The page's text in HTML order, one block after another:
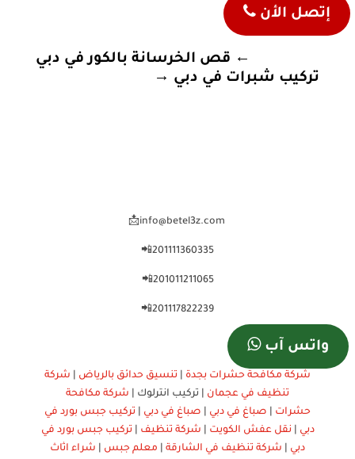

← قص الخرسانة بالكور في دبي
تركيب شبرات في دبي →
201111360335📲
201011211065📲
201117822239📲
إتصل الأن
واتس آب
شركة مكافحة حشرات بجدة تنسيق حدائق بالرياض
شركة
تنظيف في عجمان | تركيب انترلوك | شركة مكافحة
حشرات
صباغ في دبي صباغ في دبي
تركيب جبس بورد في
دبي
نقل عفش الكويت شركة تنظيف
تركيب جبس بورد في
دبي
شركة تنظيف في الشارقة معلم جبس شراء اثاث